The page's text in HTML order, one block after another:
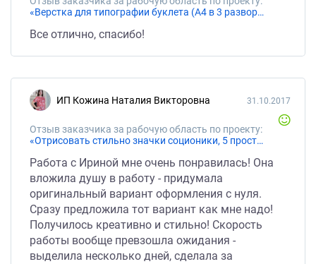
«Верстка для типографии буклета (А4 в 3 разворота, лифлет)»
Все отлично, спасибо!
ИП Кожина Наталия Викторовна
Отзыв заказчика за рабочую область по проекту:
«Отрисовать стильно значки соционики, 5 простых таблиц для статей и видео»
31.10.2017
Работа с Ириной мне очень понравилась! Она
вложила душу в работу - придумала
оригинальный вариант оформления с нуля.
Сразу предложила тот вариант как мне надо!
Получилось креативно и стильно! Скорость
работы вообще превзошла ожидания -
выделила несколько дней, сделала за